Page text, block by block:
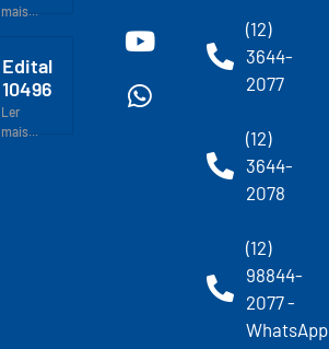
mais...
Edital
10496
Ler
mais...
(12)
3644-
2077
(12)
3644-
2078
(12)
98844-
2077 -
WhatsApp